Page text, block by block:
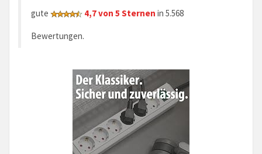
gute
4,7 von 5 Sternen in 5.568
Bewertungen.